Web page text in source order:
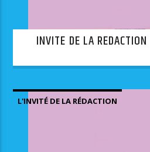
INVITE DE LA
L'INVITÉ DE LA RÉDACTION